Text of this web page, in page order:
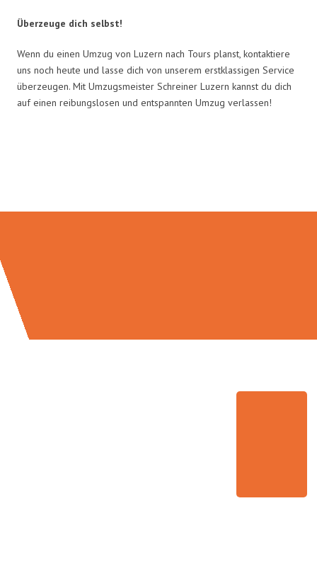
Überzeuge dich selbst!
Wenn du einen Umzug von Luzern nach Tours planst, kontaktiere
uns noch heute und lasse dich von unserem erstklassigen Service
überzeugen. Mit Umzugsmeister Schreiner Luzern kannst du dich
auf einen reibungslosen und entspannten Umzug verlassen!